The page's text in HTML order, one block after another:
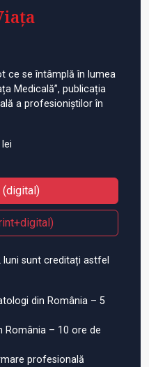
ce se întâmplă în lumea
Medicală”, publicația
a profesioniștilor în
sunt creditați astfel
din România – 5
România – 10 ore de
profesională